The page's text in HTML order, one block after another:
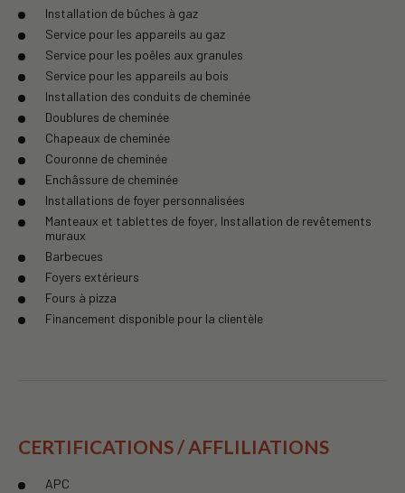
Installation de bûches à gaz
Service pour les appareils au gaz
Service pour les poêles aux granules
Service pour les appareils au bois
Installation des conduits de cheminée
Doublures de cheminée
Chapeaux de cheminée
Couronne de cheminée
Enchâssure de cheminée
Installations de foyer personnalisées
Manteaux et tablettes de foyer, Installation de revêtements
muraux
Barbecues
Foyers extérieurs
Fours à pizza
Financement disponible pour la clientèle
CERTIFICATIONS / AFFLILIATIONS
APC